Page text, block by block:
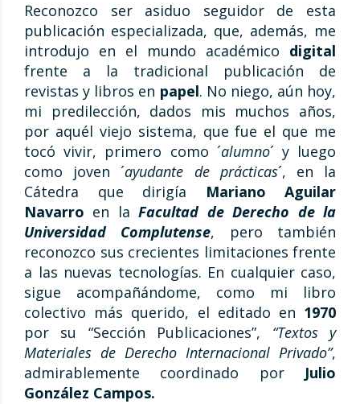
Reconozco ser asiduo seguidor de esta
publicación especializada, que, además, me
introdujo en el mundo académico digital
frente a la tradicional publicación de
revistas y libros en papel. No niego, aún hoy,
mi predilección, dados mis muchos años,
por aquél viejo sistema, que fue el que me
tocó vivir, primero como ´alumno´ y luego
como joven ´ayudante de prácticas´, en la
Cátedra que dirigía
Mariano Aguilar
Navarro en laFacultad de Derecho de la
Universidad Complutense, pero también
reconozco sus crecientes limitaciones frente
a las nuevas tecnologías. En cualquier caso,
sigue acompañándome, como mi libro
colectivo más querido, el editado en 1970
por su “Sección Publicaciones”, “Textos y
Materiales de Derecho Internacional Privado”,
admirablemente coordinado por Julio
González Campos.